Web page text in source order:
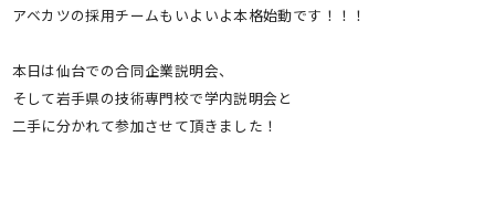
アベカツの採用チームもいよいよ本格始動です！！！
本日は仙台での合同企業説明会、
そして岩手県の技術専門校で学内説明会と
二手に分かれて参加させて頂きました！